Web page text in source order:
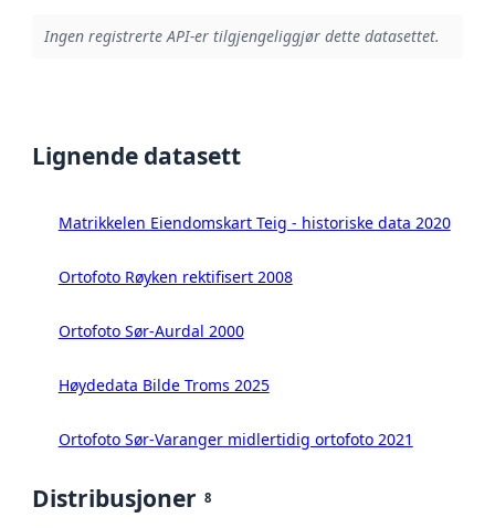
Ingen registrerte API-er tilgjengeliggjør dette datasettet.
Lignende datasett
Matrikkelen Eiendomskart Teig - historiske data 2020
Ortofoto Røyken rektifisert 2008
Ortofoto Sør-Aurdal 2000
Høydedata Bilde Troms 2025
Ortofoto Sør-Varanger midlertidig ortofoto 2021
Distribusjoner 8